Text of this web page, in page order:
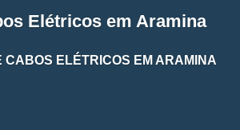
Elétricos em Aramina
CABOS ELÉTRICOS EM ARAMINA